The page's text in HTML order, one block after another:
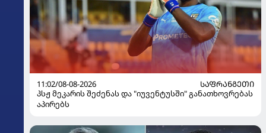
11:02/08-08-2026
ᲡᲐᲤᲠᲐᲜᲒᲔᲗᲘ
პსჟ მეკარის შეძენას და "იუვენტუსში" განათხოვრებას
აპირებს